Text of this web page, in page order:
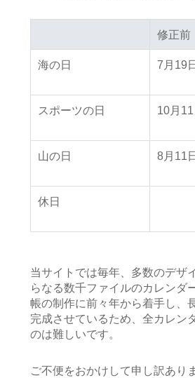
修正前
海の日 7月19
スポーツの日 10月11
山の日 8月11
休日
修正前
当サイトでは毎年、多数のデザ
らなる数千ファイルのカレンダ
帳の制作に前々年から着手し、
完成させているため、全カレン
のは難しいです。
ご不便をおかけして申し訳あり